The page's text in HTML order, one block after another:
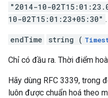
"2014-10-
10-02T15:01:23+05:30" .
endTime string (
Chỉ có đầu ra. Thời điểm
Hãy dùng RFC 3339, trong
luôn được chuẩn hoá theo